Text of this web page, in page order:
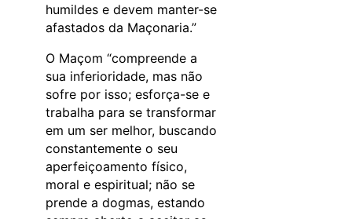
humildes e devem manter-se
afastados da Maçonaria.”
O Maçom “compreende a
sua inferioridade, mas não
sofre por isso; esforça-se e
trabalha para se transformar
em um ser melhor, buscando
constantemente o seu
aperfeiçoamento físico,
moral e espiritual; não se
prende a dogmas, estando